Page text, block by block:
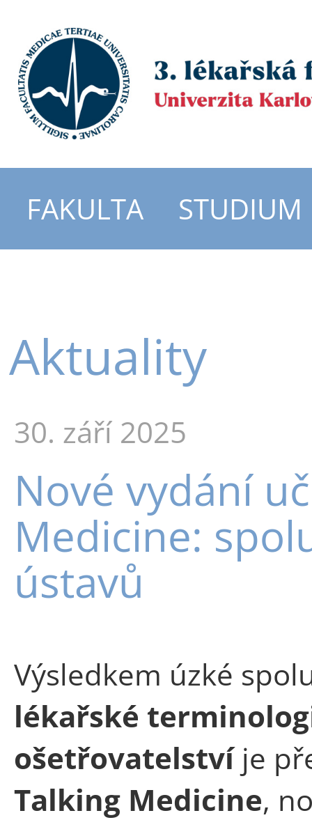
FAKULTA STUDIUM
Aktuality
30. září 2025
Nové vydání
Medicine:
ústavů
Výsledkem úzké
lékařské
ošetřovatelstvíje
Talking Medicine,